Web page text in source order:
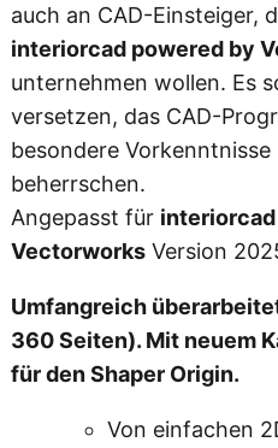
e
i
c
h
t
“
M
e
g
e
auch an CAD-Einsteiger,
interiorcad powered by
unternehmen wollen. Es
versetzen, das CAD-
besondere
beherrschen.
Angepasst für
Vectorworks Version
Umfangreich
360 Seiten). Mit neuem
für den Shaper Origin.
Von einfachen